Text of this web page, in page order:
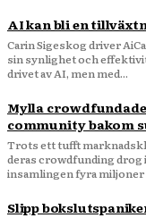
AI kan bli en
Carin Sigeskog driver
sin synlighet och
drivet av AI, men med...
Mylla
community bakom
Trots ett tufft
deras crowdfunding drog
insamlingen fyra miljoner
Slipp